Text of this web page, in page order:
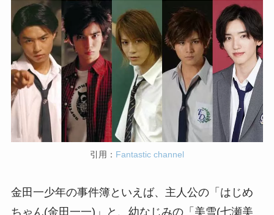
引用： Fantastic channel
金田一少年の事件簿といえば、主人公の「はじめ
ちゃん(金田一一)」と、幼なじみの「美雪(七瀬美